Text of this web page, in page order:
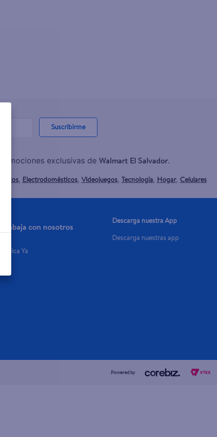
Suscribirme
exclusivas de Walmart El Salvador.
, Electrodomésticos, Videojuegos, Tecnología, Hogar, Celulares
Trabaja con nosotros
Aplica Ya
Descarga nuestra App
Descarga nuestras app
Powered by